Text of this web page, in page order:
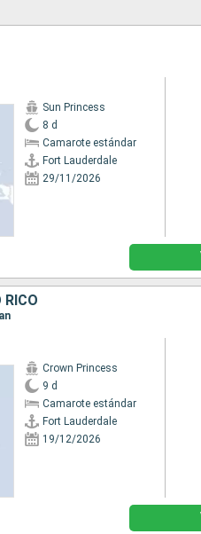
Sun Princess
8 d
Camarote estándar
Fort Lauderdale
29/11/2026
RICO
Crown Princess
9 d
Camarote estándar
Fort Lauderdale
19/12/2026